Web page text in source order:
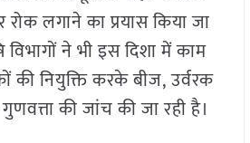
रोक लगाने का प्रयास किया जा
विभागों ने भी इस दिशा में काम
की नियुक्ति करके बीज, उर्वरक
की जांच की जा रही है।